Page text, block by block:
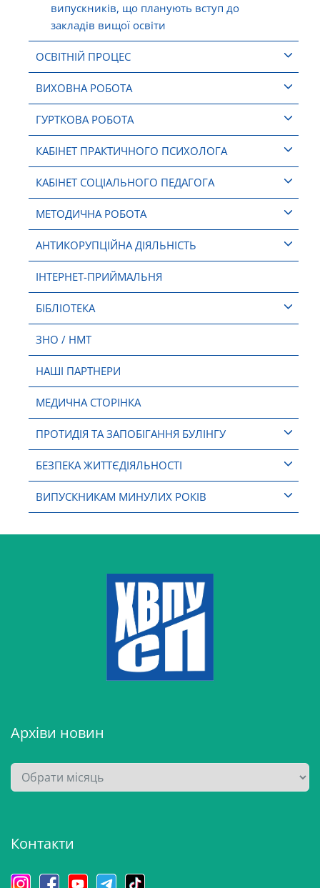
випускників, що планують вступ до
закладів вищої освіти
ОСВІТНІЙ ПРОЦЕС
ВИХОВНА РОБОТА
ГУРТКОВА РОБОТА
КАБІНЕТ ПРАКТИЧНОГО ПСИХОЛОГА
КАБІНЕТ СОЦІАЛЬНОГО ПЕДАГОГА
МЕТОДИЧНА РОБОТА
АНТИКОРУПЦІЙНА ДІЯЛЬНІСТЬ
ІНТЕРНЕТ-ПРИЙМАЛЬНЯ
БІБЛІОТЕКА
ЗНО / НМТ
НАШІ ПАРТНЕРИ
МЕДИЧНА СТОРІНКА
ПРОТИДІЯ ТА ЗАПОБІГАННЯ БУЛІНГУ
БЕЗПЕКА ЖИТТЄДІЯЛЬНОСТІ
ВИПУСКНИКАМ МИНУЛИХ РОКІВ
Архіви новин
А
р
в
н
Контакти